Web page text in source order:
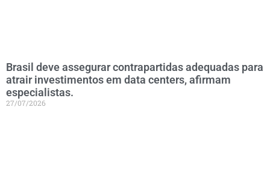
Brasil deve assegurar contrapartidas adequadas para
atrair investimentos em data centers, afirmam
especialistas.
27/07/2026